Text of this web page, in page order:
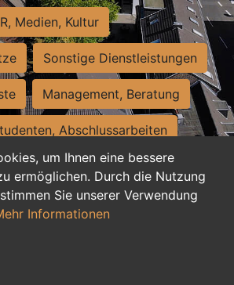
um Ihnen eine bessere
ermöglichen. Durch die Nutzung
Sie unserer Verwendung
Informationen
Medien, Kultur
Sonstige Dienstleistungen
Management, Beratung
Abschlussarbeiten
Assistenz, Sekretariat
und Nebenjobs
duale Ausbildung